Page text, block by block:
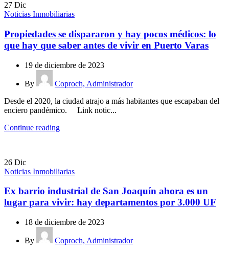
27 Dic
Noticias Inmobiliarias
Propiedades se dispararon y hay pocos médicos: lo
que hay que saber antes de vivir en Puerto Varas
19 de diciembre de 2023
By
Coproch, Administrador
Desde el 2020, la ciudad atrajo a más habitantes que escapaban del
enciero pandémico. Link notic...
Continue reading
26 Dic
Noticias Inmobiliarias
Ex barrio industrial de San Joaquín ahora es un
lugar para vivir: hay departamentos por 3.000 UF
18 de diciembre de 2023
By
Coproch, Administrador